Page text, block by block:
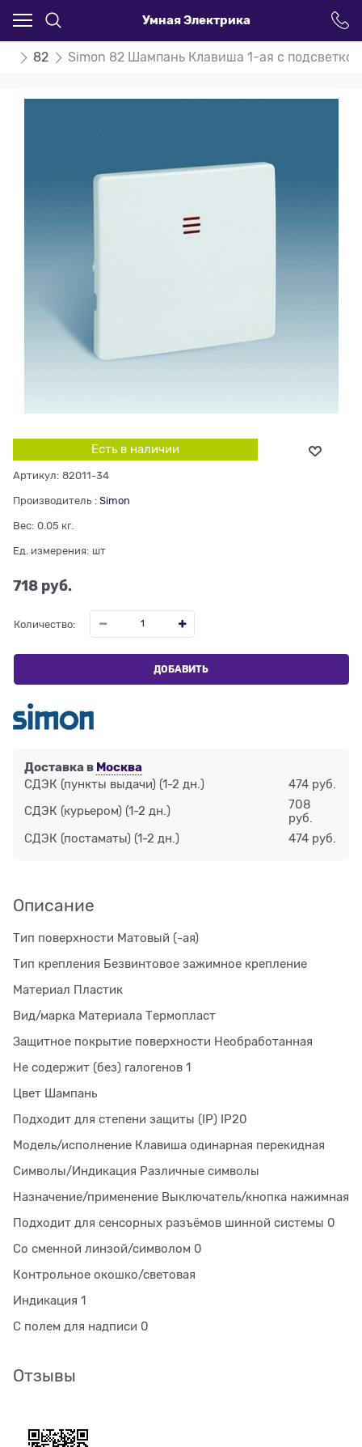
Умная Электрика
82 Simon 82 Шампань Клавиша 1-ая с подсветкой
Есть в наличии
Артикул: 82011-34
Производитель : Simon
Вес: 0.05 кг.
Ед. измерения: шт
718 руб.
Количество:
ДОБАВИТЬ
Доставка в Москва
СДЭК (пункты выдачи) (1-2 дн.) 474 руб.
СДЭК (курьером) (1-2 дн.)
708
руб.
СДЭК (постаматы) (1-2 дн.) 474 руб.
Описание
Тип поверхности Матовый (-ая)
Тип крепления Безвинтовое зажимное крепление
Материал Пластик
Вид/марка Материала Термопласт
Защитное покрытие поверхности Необработанная
Не содержит (без) галогенов 1
Цвет Шампань
Подходит для степени защиты (IP) IP20
Модель/исполнение Клавиша одинарная перекидная
Символы/Индикация Различные символы
Назначение/применение Выключатель/кнопка нажимная
Подходит для сенсорных разъёмов шинной системы 0
Со сменной линзой/символом 0
Контрольное окошко/световая
Индикация 1
С полем для надписи 0
Отзывы